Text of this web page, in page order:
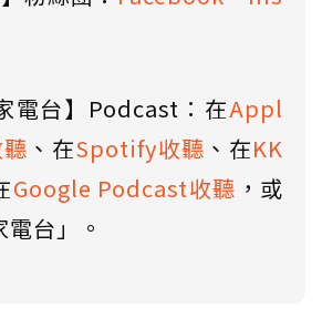
電台】Podcast：在Appl
、在Spotify收聽 、在KK
Google Podcast收聽 ，或
台」。